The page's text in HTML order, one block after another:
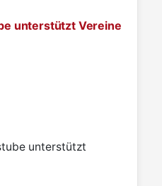
unterstützt Vereine
unterstützt